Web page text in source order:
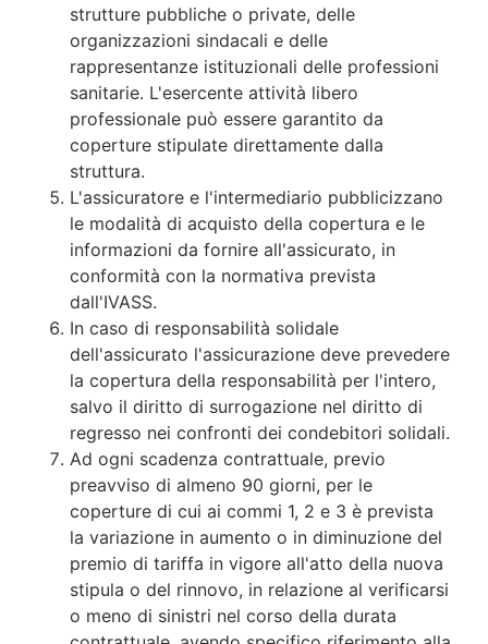
strutture pubbliche o private, delle
organizzazioni sindacali e delle
rappresentanze istituzionali delle professioni
sanitarie. L'esercente attività libero
professionale può essere garantito da
coperture stipulate direttamente dalla
struttura.
L'assicuratore e l'intermediario pubblicizzano
le modalità di acquisto della copertura e le
informazioni da fornire all'assicurato, in
conformità con la normativa prevista
dall'IVASS.
In caso di responsabilità solidale
dell'assicurato l'assicurazione deve prevedere
la copertura della responsabilità per l'intero,
salvo il diritto di surrogazione nel diritto di
regresso nei confronti dei condebitori solidali.
Ad ogni scadenza contrattuale, previo
preavviso di almeno 90 giorni, per le
coperture di cui ai commi 1, 2 e 3 è prevista
la variazione in aumento o in diminuzione del
premio di tariffa in vigore all'atto della nuova
stipula o del rinnovo, in relazione al verificarsi
o meno di sinistri nel corso della durata